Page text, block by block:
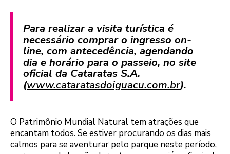
Para realizar a visita turística é
necessário comprar o ingresso on-
line, com antecedência, agendando
dia e horário para o passeio, no site
oficial da Cataratas S.A.
(www.cataratasdoiguacu.com.br).
O Patrimônio Mundial Natural tem atrações que
encantam todos. Se estiver procurando os dias mais
calmos para se aventurar pelo parque neste período,